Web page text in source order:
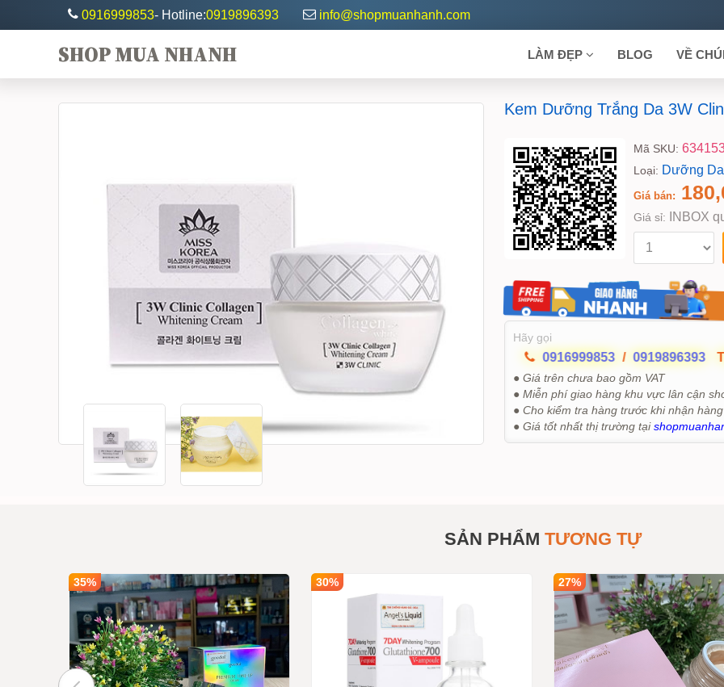
0916999853- Hotline:0919896393 info@shopmuanhanh.com
SHOP MUA NHANH LÀM ĐẸP BLOG VỀ
Kem Dưỡng Trắng Da 3W
Mã SKU:
Loại: Dưỡng
Giá bán:
Giá sỉ: INBOX
Hãy gọi
0916999853 / 0919896393
● Giá trên chưa bao gồm VAT
● Miễn phí giao hàng khu vực lân cận
● Cho kiểm tra hàng trước khi nhận hàng
● Giá tốt nhất thị trường tại
SẢN PHẨM TƯƠNG TỰ
35% 30% 27%